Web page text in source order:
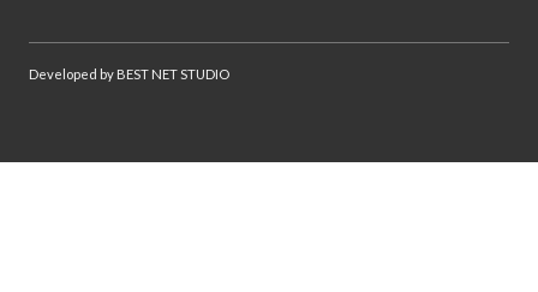
Developed by BEST NET STUDIO